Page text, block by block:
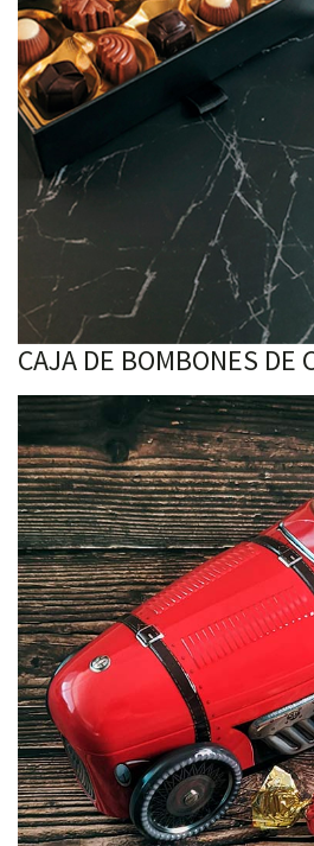
CAJA DE BOMBONES DE